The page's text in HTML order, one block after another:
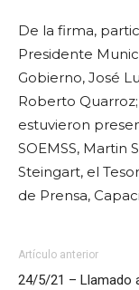
De la firma,
Presidente
Gobierno, José
Roberto
estuvieron
SOEMSS, Martin
Steingart, el
de Prensa,
Artículo anterior
24/5/21 – Llamado